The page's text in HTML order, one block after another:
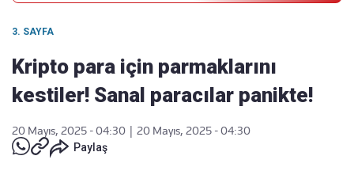
3. SAYFA
Kripto para için parmaklarını
kestiler! Sanal paracılar panikte!
20 Mayıs, 2025 - 04:30
20 Mayıs, 2025 - 04:30
Paylaş